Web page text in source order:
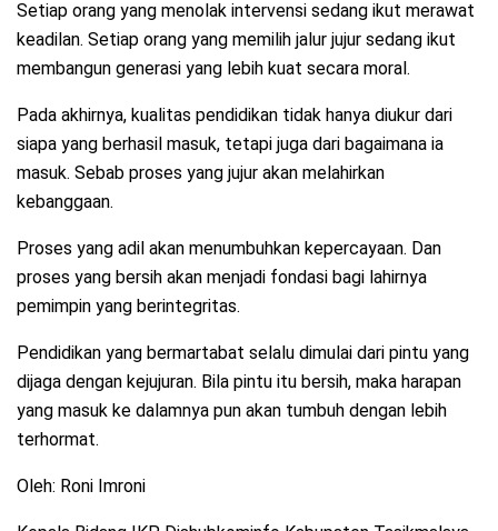
Setiap orang yang menolak intervensi sedang ikut merawat
keadilan. Setiap orang yang memilih jalur jujur sedang ikut
membangun generasi yang lebih kuat secara moral.
Pada akhirnya, kualitas pendidikan tidak hanya diukur dari
siapa yang berhasil masuk, tetapi juga dari bagaimana ia
masuk. Sebab proses yang jujur akan melahirkan
kebanggaan.
Proses yang adil akan menumbuhkan kepercayaan. Dan
proses yang bersih akan menjadi fondasi bagi lahirnya
pemimpin yang berintegritas.
Pendidikan yang bermartabat selalu dimulai dari pintu yang
dijaga dengan kejujuran. Bila pintu itu bersih, maka harapan
yang masuk ke dalamnya pun akan tumbuh dengan lebih
terhormat.
Oleh: Roni Imroni